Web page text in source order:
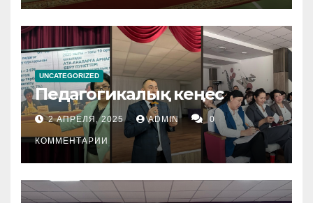
UNCATEGORIZED
Педагогикалық кеңес
2 АПРЕЛЯ, 2025 ADMIN 0
КОММЕНТАРИИ